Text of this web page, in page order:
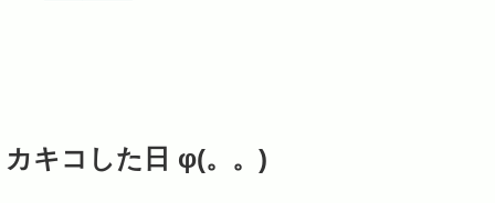
カキコした日 φ(。。)